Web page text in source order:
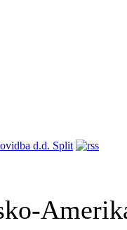
d.d. Split